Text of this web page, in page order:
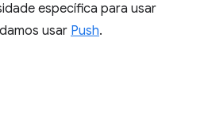
específica para usar
usar Push.